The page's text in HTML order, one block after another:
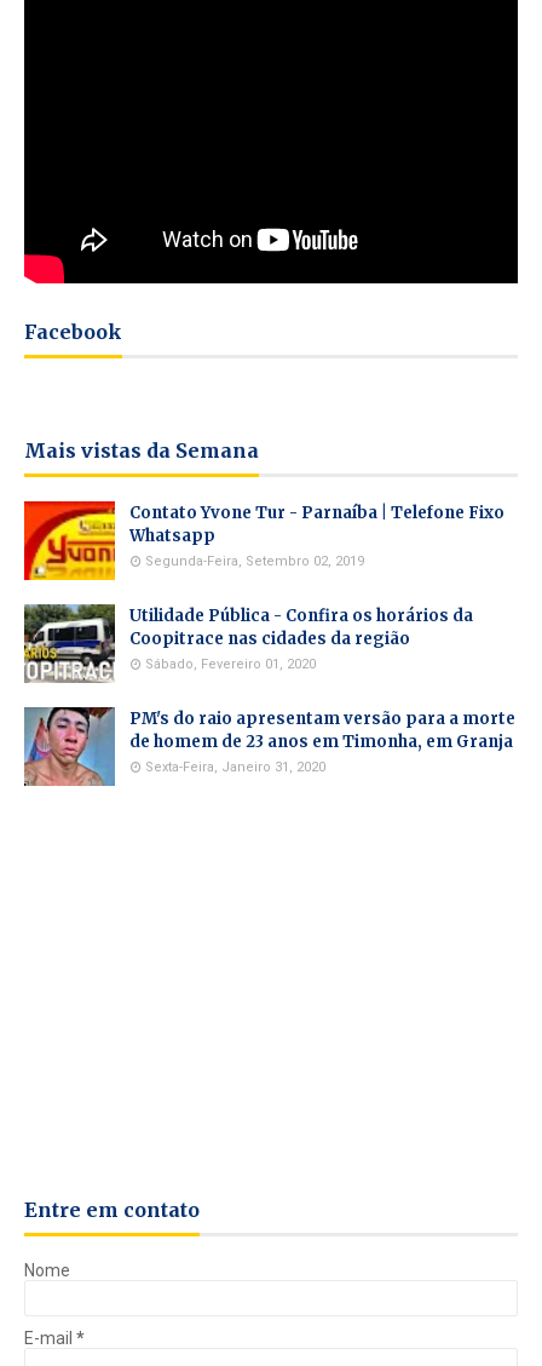
Facebook
Mais vistas da Semana
Contato Yvone Tur - Parnaíba | Telefone Fixo
Whatsapp
Segunda-Feira, Setembro 02, 2019
Utilidade Pública - Confira os horários da
Coopitrace nas cidades da região
Sábado, Fevereiro 01, 2020
PM's do raio apresentam versão para a morte
de homem de 23 anos em Timonha, em Granja
Sexta-Feira, Janeiro 31, 2020
Entre em contato
Nome
E-mail *